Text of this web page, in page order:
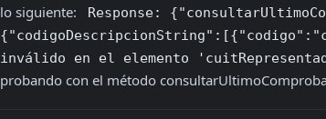
lo siguiente:
Response:
inválido en el elemento
probando con el método